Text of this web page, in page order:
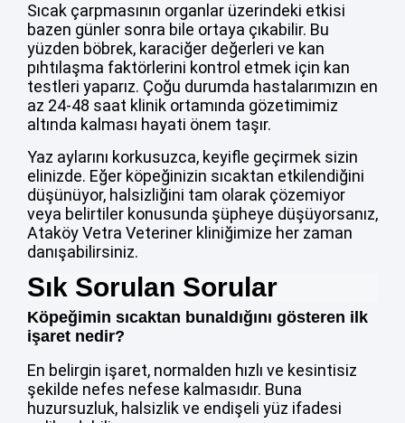
Sıcak çarpmasının organlar üzerindeki etkisi
bazen günler sonra bile ortaya çıkabilir. Bu
yüzden böbrek, karaciğer değerleri ve kan
pıhtılaşma faktörlerini kontrol etmek için kan
testleri yaparız. Çoğu durumda hastalarımızın en
az 24-48 saat klinik ortamında gözetimimiz
altında kalması hayati önem taşır.
Yaz aylarını korkusuzca, keyifle geçirmek sizin
elinizde. Eğer köpeğinizin sıcaktan etkilendiğini
düşünüyor, halsizliğini tam olarak çözemiyor
veya belirtiler konusunda şüpheye düşüyorsanız,
Ataköy Vetra Veteriner kliniğimize her zaman
danışabilirsiniz.
Sık Sorulan Sorular
Köpeğimin sıcaktan bunaldığını gösteren ilk
işaret nedir?
En belirgin işaret, normalden hızlı ve kesintisiz
şekilde nefes nefese kalmasıdır. Buna
huzursuzluk, halsizlik ve endişeli yüz ifadesi